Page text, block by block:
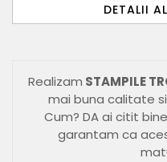
DETALII
Realizam STAMPILE
mai buna calitate
Cum? DA ai citit
garantam ca